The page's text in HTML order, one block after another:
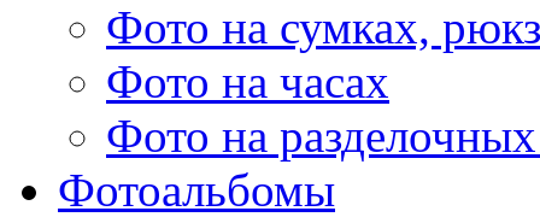
Фото на сумках,
Фото на часах
Фото на
Фотоальбомы